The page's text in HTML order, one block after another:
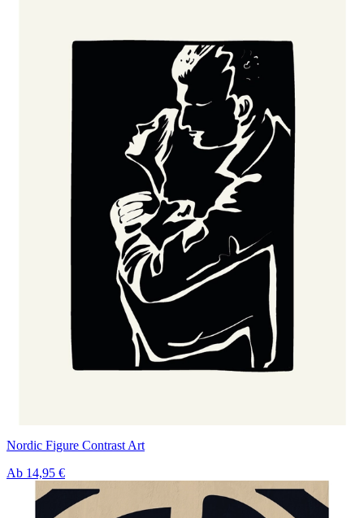
Nordic Figure Contrast Art
Ab 14,95 €